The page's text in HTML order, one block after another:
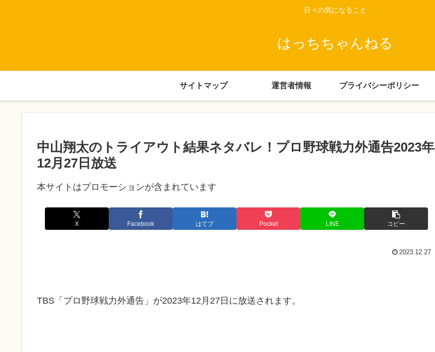
日々の気になること
はっちちゃんねる
サイトマップ 運営者情報 プライバシーポリシー
中山翔太のトライアウト結果ネタバレ！プロ野球戦力外通告2023年
12月27日放送
本サイトはプロモーションが含まれています
X Facebook はてブ Pocket LINE コピー
2023.12.27
TBS「プロ野球戦力外通告」が2023年12月27日に放送されます。